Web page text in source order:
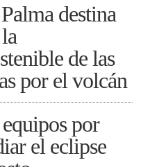
destina
de las
por el volcán
por
el eclipse